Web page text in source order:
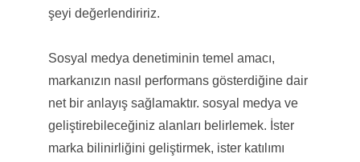
şeyi değerlendiririz.
Sosyal medya denetiminin temel amacı,
markanızın nasıl performans gösterdiğine dair
net bir anlayış sağlamaktır. sosyal medya ve
geliştirebileceğiniz alanları belirlemek. İster
marka bilinirliğini geliştirmek, ister katılımı